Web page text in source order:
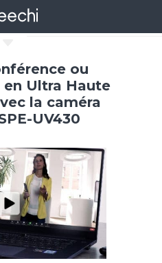
ou
Ultra Haute
la caméra
UV430